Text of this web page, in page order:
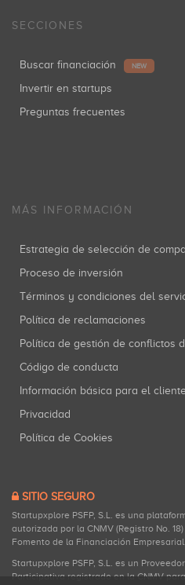
SECCIONES
Buscar financiación NEW
Invertir en startups
Preguntas frecuentes
MÁS INFORMACIÓN
Estrategia de selección de
Proceso de inversión
Términos y condiciones del
Política de reclamaciones
Política de gestión de conflictos
Código de conducta
Información básica para el
Privacidad
Política de Cookies
SITIO SEGURO
Startupxplore PSFP, S.L. es una
autorizada por la CNMV (Registro No.
Fomento de la Financiación Empresarial.
Startupxplore PSFP, S.L. es un
Participativa registrado en la CNMV